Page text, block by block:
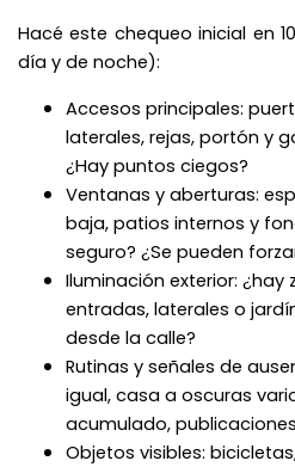
Hacé este chequeo inicial en
día y de noche):
Accesos principales:
laterales, rejas, portón y
¿Hay puntos ciegos?
Ventanas y aberturas:
baja, patios internos y
seguro? ¿Se pueden
Iluminación exterior: ¿hay
entradas, laterales o
desde la calle?
Rutinas y señales de
igual, casa a oscuras
acumulado,
Objetos visibles: